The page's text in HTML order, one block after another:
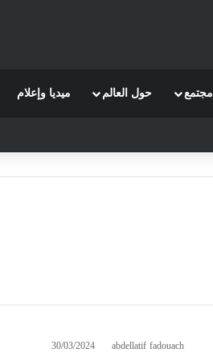
مجتمع حول العالم ميديا وإعلام
abdellatif fadouach
30/03/2024